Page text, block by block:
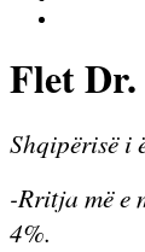
Flet
Shqipërisë i
-Rritja më e
4%.